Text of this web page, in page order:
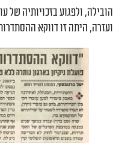
הובילה, ולפגוע בזכויותיה של
ועזרה, היתה זו דווקא